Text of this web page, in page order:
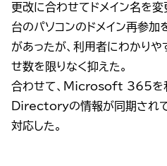
更改に合わせてドメイン名を
台のパソコンのドメイン再参
があったが、利用者にわかりや
せ数を限りなく抑えた。
合わせて、Microsoft 365を
Directoryの情報が同期され
対応した。